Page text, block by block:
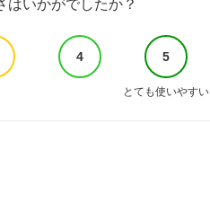
はいかがでしたか？
4 5
とても使いやすい